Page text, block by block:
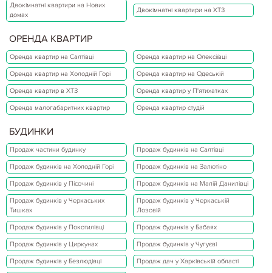
Двокімнатні квартири на Нових
домах
Двокімнатні квартири на ХТЗ
ОРЕНДА КВАРТИР
Оренда квартир на Салтівці Оренда квартир на Олексіївці
Оренда квартир на Холодній Горі Оренда квартир на Одеській
Оренда квартир в ХТЗ Оренда квартир у П'ятихатках
Оренда малогабаритних квартир Оренда квартир студій
БУДИНКИ
Продаж частини будинку Продаж будинків на Салтівці
Продаж будинків на Холодній Горі Продаж будинків на Залютіно
Продаж будинків у Пісочині Продаж будинків на Малій Данилівці
Продаж будинків у Черкаських
Тишках
Продаж будинків у Черкаській
Лозовій
Продаж будинків у Покотилівці Продаж будинків у Бабаях
Продаж будинків у Циркунах Продаж будинків у Чугуєві
Продаж будинків у Безлюдівці Продаж дач у Харківській області